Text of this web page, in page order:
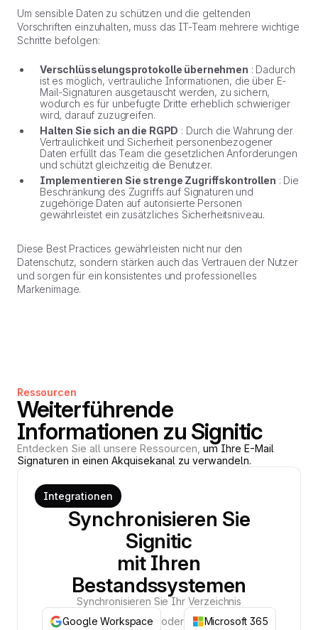
Um sensible Daten zu schützen und die geltenden
Vorschriften einzuhalten, muss das IT-Team mehrere wichtige
Schritte befolgen:
Verschlüsselungsprotokolle übernehmen : Dadurch
ist es möglich, vertrauliche Informationen, die über E-
Mail-Signaturen ausgetauscht werden, zu sichern,
wodurch es für unbefugte Dritte erheblich schwieriger
wird, darauf zuzugreifen.
Halten Sie sich an die RGPD : Durch die Wahrung der
Vertraulichkeit und Sicherheit personenbezogener
Daten erfüllt das Team die gesetzlichen Anforderungen
und schützt gleichzeitig die Benutzer.
Implementieren Sie strenge Zugriffskontrollen : Die
Beschränkung des Zugriffs auf Signaturen und
zugehörige Daten auf autorisierte Personen
gewährleistet ein zusätzliches Sicherheitsniveau.
Diese Best Practices gewährleisten nicht nur den
Datenschutz, sondern stärken auch das Vertrauen der Nutzer
und sorgen für ein konsistentes und professionelles
Markenimage.
Ressourcen
Weiterführende
Informationen zu Signitic
Entdecken Sie all unsere Ressourcen, um Ihre E-Mail
Signaturen in einen Akquisekanal zu verwandeln.
Integrationen
Synchronisieren Sie
Signitic
mit Ihren
Bestandssystemen
Synchronisieren Sie Ihr Verzeichnis
Google Workspace
oder
Microsoft 365